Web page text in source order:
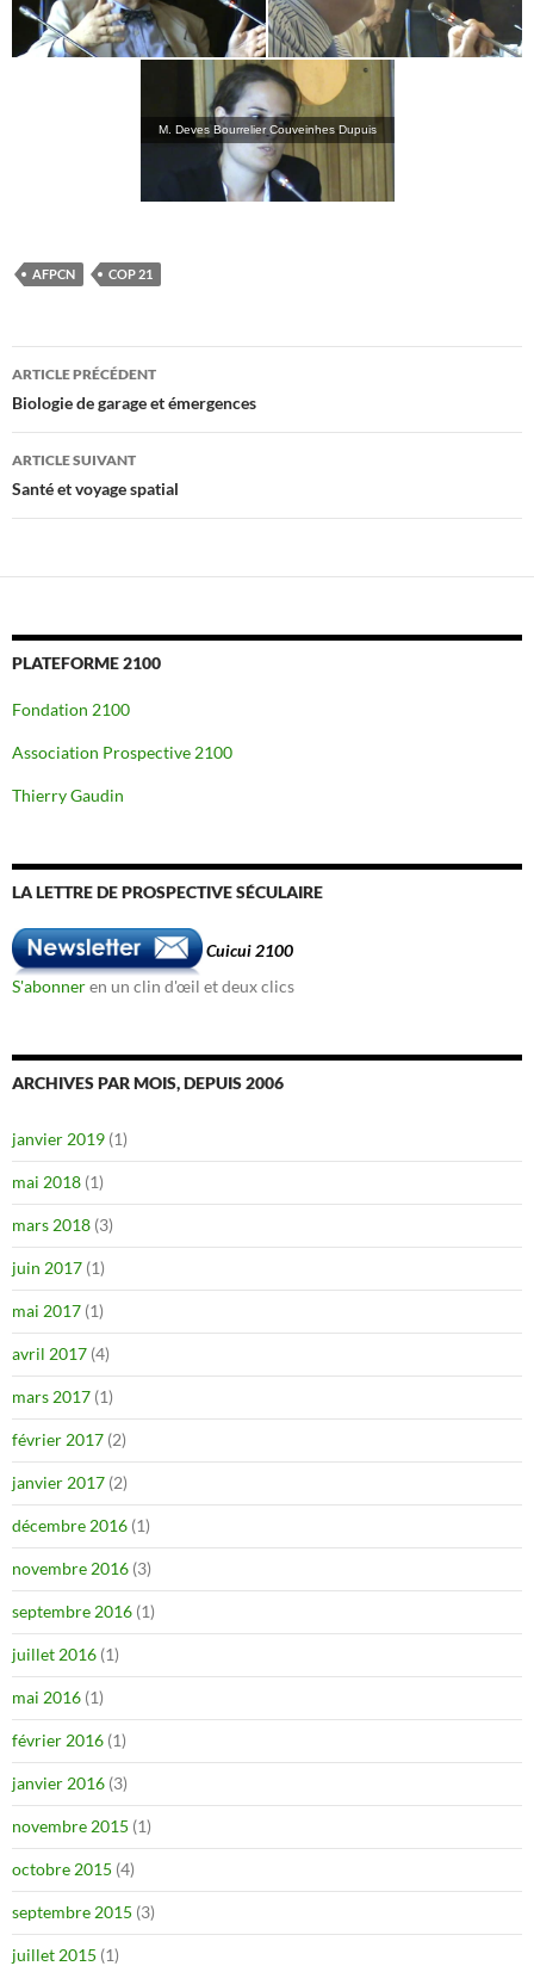
M. Deves Bourrelier Couveinhes Dupuis
AFPCN COP 21
Navigation
des
articles
ARTICLE PRÉCÉDENT
Biologie de garage et émergences
ARTICLE SUIVANT
Santé et voyage spatial
PLATEFORME 2100
Fondation 2100
Association Prospective 2100
Thierry Gaudin
LA LETTRE DE PROSPECTIVE SÉCULAIRE
Cuicui 2100
S'abonneren un clin d'œil et deux clics
ARCHIVES PAR MOIS, DEPUIS 2006
janvier 2019 (1)
mai 2018 (1)
mars 2018 (3)
juin 2017 (1)
mai 2017 (1)
avril 2017 (4)
mars 2017 (1)
février 2017 (2)
janvier 2017 (2)
décembre 2016 (1)
novembre 2016 (3)
septembre 2016 (1)
juillet 2016 (1)
mai 2016 (1)
février 2016 (1)
janvier 2016 (3)
novembre 2015 (1)
octobre 2015 (4)
septembre 2015 (3)
juillet 2015 (1)